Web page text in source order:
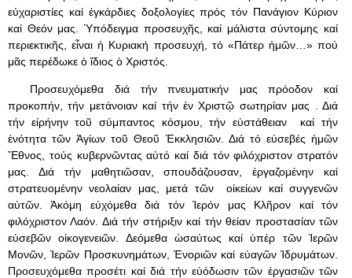
εὐχαριστίες καί ἐγκάρδιες δοξολογίες πρός τόν Πανάγιον Κύριον
καί Θεόν μας. Ὑπόδειγμα προσευχῆς, καί μάλιστα σύντομης καί
περιεκτικῆς, εἶναι ἡ Κυριακή προσευχή, τό «Πάτερ ἡμῶν…» πού
μᾶς περέδωκε ὁ ἴδιος ὁ Χριστός.
Προσευχόμεθα διά τήν πνευματικήν μας πρόοδον καί
προκοπήν, τήν μετάνοιαν καί τήν ἐν Χριστῷ σωτηρίαν μας . Διά
τήν εἰρήνην τοῦ σύμπαντος κόσμου, τήν εὐστάθειαν καί τήν
ἑνότητα τῶν Ἁγίων τοῦ Θεοῦ Ἐκκλησιῶν. Διά τό εὐσεβές ἡμῶν
Ἔθνος, τούς κυβερνῶντας αὐτό καί διά τόν φιλόχριστον στρατόν
μας. Διά τήν μαθητιῶσαν, σπουδάζουσαν, ἐργαζομένην καί
στρατευομένην νεολαίαν μας, μετά τῶν οἰκείων καί συγγενῶν
αὐτῶν. Ἀκόμη εὐχόμεθα διά τόν Ἱερόν μας Κλῆρον καί τόν
φιλόχριστον Λαόν. Διά τήν στήριξιν καί τήν θείαν προστασίαν τῶν
εὐσεβῶν οἰκογενειῶν. Δεόμεθα ὡσαύτως καί ὑπέρ τῶν Ἱερῶν
Μονῶν, Ἱερῶν Προσκυνημάτων, Ἐνοριῶν καί εὐαγῶν Ἱδρυμάτων.
Προσευχόμεθα προσέτι καί διά τήν εὐόδωσιν τῶν ἐργασιῶν τῶν